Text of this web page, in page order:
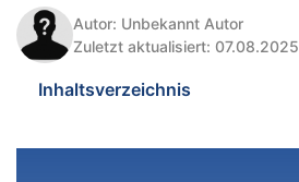
Autor: Unbekannt Autor
Zuletzt aktualisiert: 07.08.2025
Inhaltsverzeichnis